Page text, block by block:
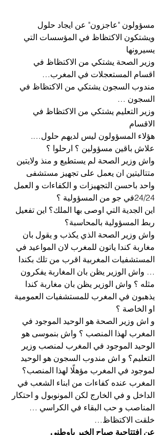
مسؤولون "عاجزون" عن ايجاد حلول
ويشتكون الاكتظاظ في المؤسسات التي
يسيرونها
وزير الصحة يشتكي من الاكتظاظ في
اقسام المستعجلات في المغرب…
مندوب السجون يشتكي من الاكتظاظ في
السجون …
وزير التعليم يشتكي من الاكتظاظ في
الاقسام
هؤلاء المسؤولون ليس لديهم حلول….
علاش باقين مسؤولين ؟ ارحلوا ؟
واش وزير الصحة لم يستطيع و منذ ولايتين
متتاليتين ان يعمل على تجهيز مستشفى
واحد باحسن التجهيزات و الكفاءات و العمل
24/24في جو من المسؤولية ؟
اين الجدية التي اوصى بها الملك؟ اين تفعيل
ربط المسؤولية بالمحاسبة؟
واش وزير الصحة الذي يكذب و يقول بان
مغاربة كندا ياتون للمغرب لان المواعيد في
المستشفيات المغربية اقرب من تلك بكندا
… واش الوزير يظن بان المغاربة يفكرون
مثله ؟ واش الوزير يظن بان مغاربة كندا
يذهبون في المغرب للمستشفيات العمومية
او الخاصة ؟
و اش وزير الصحة هو الوحيد الموجود في
المغرب لهذا المنصب ؟ واش بنموسى هو
الوحيد الموجود في المغرب لمنصب وزير
التعليم؟ و اش مندوب السجون هو الوحيد
لموجود في المغرب مؤهلًا لهذا المنصب؟
المغرب عنده كفاءات من ابناء الشعب في
الداخل و في الخارج لكن المونوبول و احتكار
المناصب و حب البقاء في الكراسي …
خلقت الاكتظاظ…
عن افتتاحية صباح الخير ياوطني